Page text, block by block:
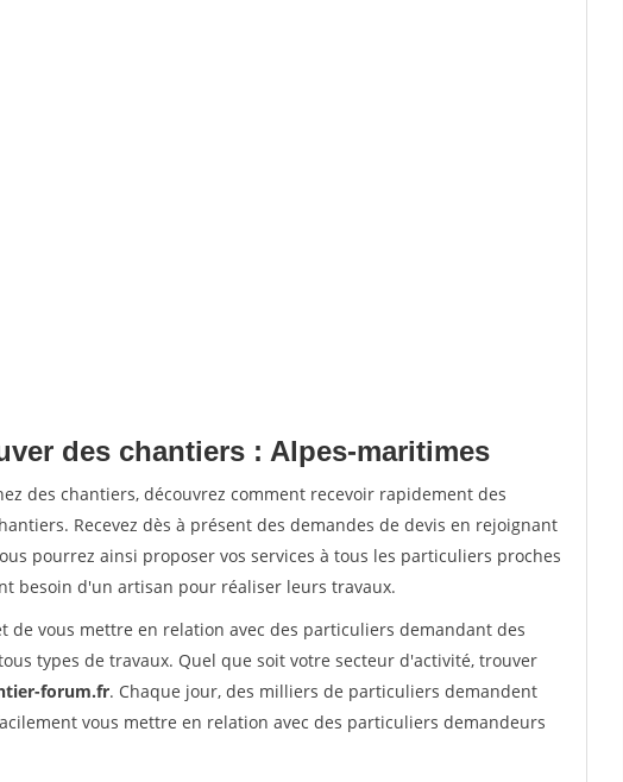
des chantiers : Alpes-maritimes
des chantiers, découvrez comment recevoir rapidement des
Recevez dès à présent des demandes de devis en rejoignant
pourrez ainsi proposer vos services à tous les particuliers proches
besoin d'un artisan pour réaliser leurs travaux.
de vous mettre en relation avec des particuliers demandant des
types de travaux. Quel que soit votre secteur d'activité, trouver
forum.fr. Chaque jour, des milliers de particuliers demandent
vous mettre en relation avec des particuliers demandeurs